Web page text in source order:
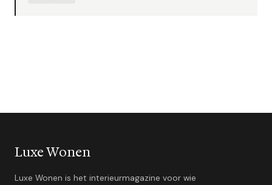
Luxe Wonen
Luxe Wonen is het interieurmagazine voor wie